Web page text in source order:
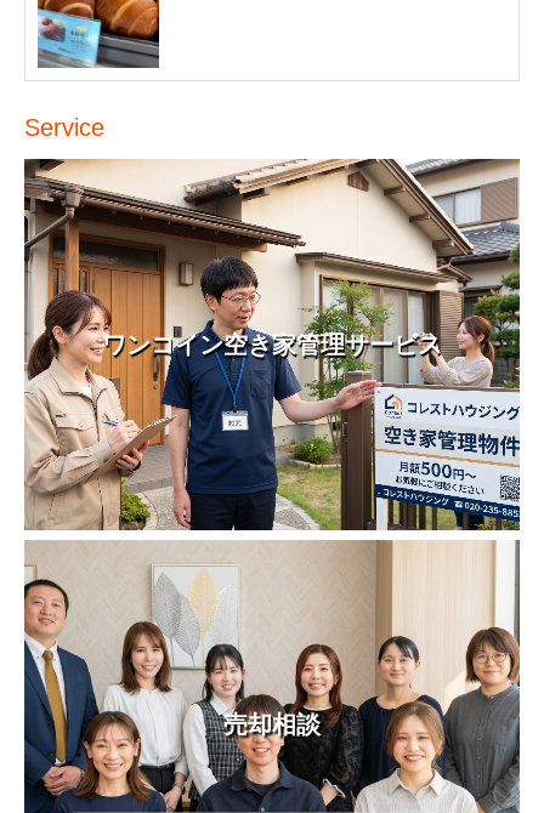
Service
ワンコイン空き家管理サービス
売却相談